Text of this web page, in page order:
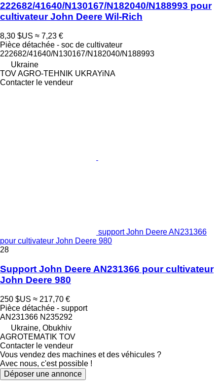
222682/41640/N130167/N182040/N188993 pour
cultivateur John Deere Wil-Rich
8,30 $US ≈ 7,23 €
Pièce détachée - soc de cultivateur
222682/41640/N130167/N182040/N188993
Ukraine
TOV AGRO-TEHNIK UKRAYiNA
Contacter le vendeur
support John Deere AN231366
pour cultivateur John Deere 980
28
Support John Deere AN231366 pour cultivateur
John Deere 980
250 $US ≈ 217,70 €
Pièce détachée - support
AN231366 N235292
Ukraine, Obukhiv
AGROTEMATIK TOV
Contacter le vendeur
Vous vendez des machines et des véhicules ?
Avec nous, c'est possible !
Déposer une annonce